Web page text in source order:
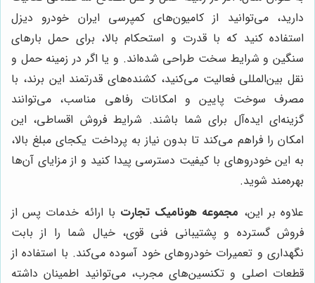
دارید، می‌توانید از کامیون‌های کمپرسی ایران خودرو دیزل
استفاده کنید که با قدرت و استحکام بالا، برای حمل بارهای
سنگین و شرایط سخت طراحی شده‌اند. و یا اگر در زمینه حمل و
نقل بین‌المللی فعالیت می‌کنید، کشنده‌های قدرتمند این برند، با
مصرف سوخت پایین و امکانات رفاهی مناسب، می‌توانند
گزینه‌ای ایده‌آل برای شما باشند. شرایط فروش اقساطی، این
امکان را فراهم می‌کند تا بدون نیاز به پرداخت یکجای مبلغ بالا،
به این خودروهای با کیفیت دسترسی پیدا کنید و از مزایای آن‌ها
بهره‌مند شوید.
علاوه بر این، مجموعه هونامیک تجارت با ارائه خدمات پس از
فروش گسترده و پشتیبانی فنی قوی، خیال شما را از بابت
نگهداری و تعمیرات خودروهای خود آسوده می‌کند. با استفاده از
قطعات اصلی و تکنسین‌های مجرب، می‌توانید اطمینان داشته